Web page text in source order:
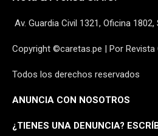
Av. Guardia Civil 1321, Oficina
Copyright ©caretas.pe | Por Revista
Todos los derechos reservados
ANUNCIA CON NOSOTROS
¿TIENES UNA DENUNCIA?